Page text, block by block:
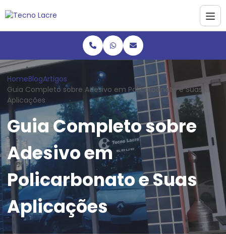
HomeBlogArtigos
Guia Completo sobre Adesivo em Policarbonato e Suas
Aplicações
Guia Completo sobre
Adesivo em
Policarbonato e Suas
Aplicações